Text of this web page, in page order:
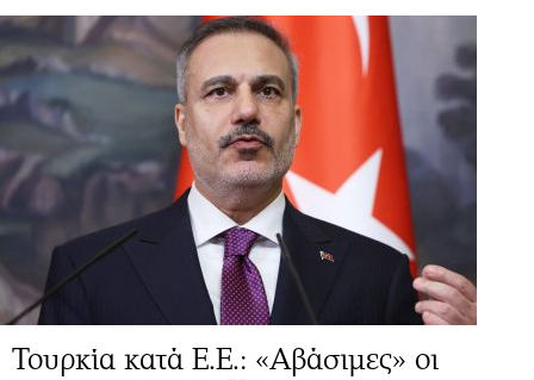
Τουρκία κατά Ε.Ε.: «Αβάσιμες» οι